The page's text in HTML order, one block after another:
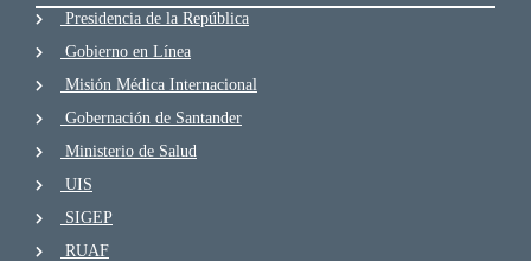
Presidencia de la República
Gobierno en Línea
Misión Médica Internacional
Gobernación de Santander
Ministerio de Salud
UIS
SIGEP
RUAF